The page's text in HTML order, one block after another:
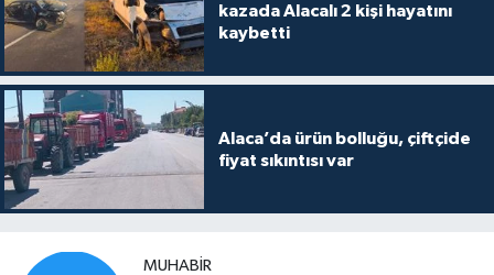
kazada Alacalı 2 kişi hayatını
kaybetti
Alaca’da ürün bolluğu, çiftçide
fiyat sıkıntısı var
MUHABIR